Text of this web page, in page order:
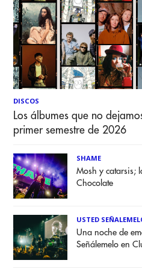
DISCOS
Los álbumes que no
primer semestre de 2026
SHAME
Mosh y catarsis;
Chocolate
USTED
Una noche de
Señálemelo en